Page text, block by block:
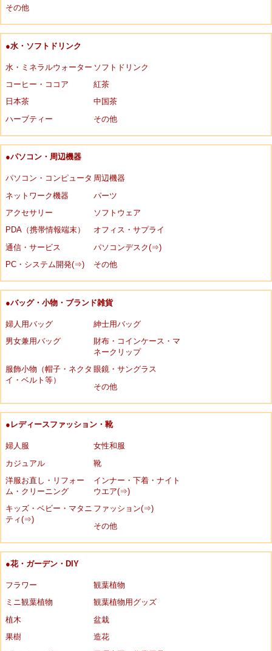
その他
●水・ソフトドリンク
水・ミネラルウォーター ソフトドリンク
コーヒー・ココア
紅茶
日本茶
中国茶
ハーブティー
その他
●パソコン・周辺機器
パソコン・コンピュータ 周辺機器
ネットワーク機器
パーツ
アクセサリー
ソフトウェア
PDA（携帯情報端末）
オフィス・サプライ
通信・サービス
パソコンデスク(⇒)
PC・システム開発(⇒)
その他
●バッグ・小物・ブランド雑貨
婦人用バッグ
紳士用バッグ
男女兼用バッグ
財布・コインケース・マ
ネークリップ
服飾小物（帽子・ネクタ
イ・ベルト等）
眼鏡・サングラス
その他
●レディースファッション・靴
婦人服
女性和服
カジュアル
靴
洋服お直し・リフォー
ム・クリーニング
インナー・下着・ナイト
ウエア(⇒)
キッズ・ベビー・マタニ
ティ(⇒)
ファッション(⇒)
その他
●花・ガーデン・DIY
フラワー
観葉植物
ミニ観葉植物
観葉植物用グッズ
植木
盆栽
果樹
造花